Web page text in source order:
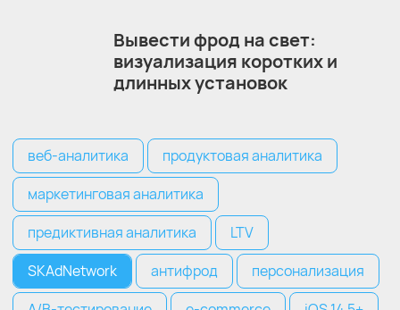
Вывести фрод на свет:
визуализация коротких и
длинных установок
веб-аналитика
продуктовая аналитика
маркетинговая аналитика
предиктивная аналитика
LTV
SKAdNetwork
антифрод
персонализация